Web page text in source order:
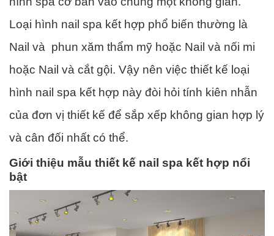
Loại hình nail spa kết hợp phổ biến thường là
Nail và phun xăm thẩm mỹ hoặc Nail và nối mi
hoặc Nail và cắt gội. Vậy nên việc thiết kế loại
hình nail spa kết hợp này đòi hỏi tính kiên nhẫn
của đơn vị thiết kế để sắp xếp không gian hợp lý
và cân đối nhất có thể.
Giới thiệu mẫu thiết kế nail spa kết hợp nổi
bật